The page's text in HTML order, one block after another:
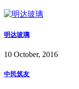
明达玻璃
10 October, 2016
中民筑友